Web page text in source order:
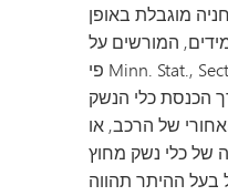
מוגבלת באופן
המורשים על
פי Minn. Stat., Section 624.714, לשאת אקדח בתוך
הכנסת כלי הנשק
של הרכב, או
של כלי נשק מחוץ
ההיתר תהווה